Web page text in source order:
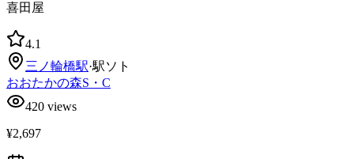
喜田屋
4.1
三ノ輪橋駅·駅ソト
おおたかの森S・C
420 views
¥2,697